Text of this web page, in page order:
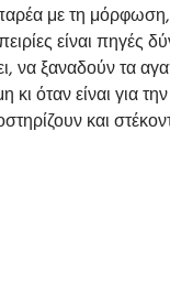
με τη μόρφωση,
είναι
να ξαναδούν τα
όταν είναι για
και